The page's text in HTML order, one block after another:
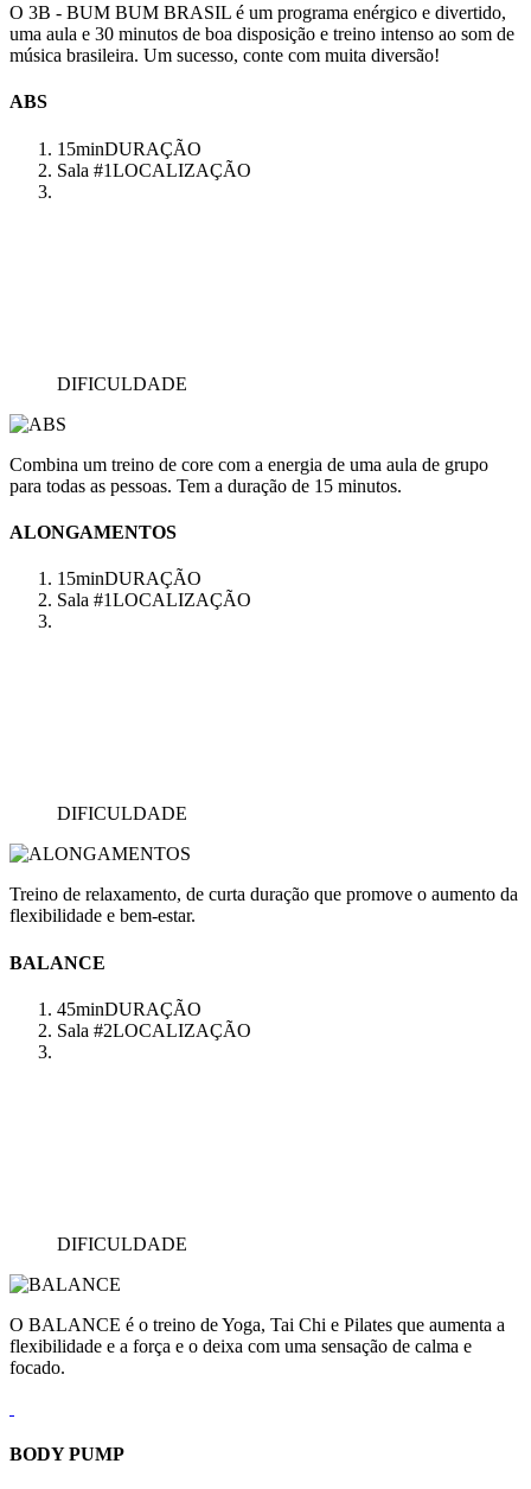
O 3B - BUM BUM BRASIL é um programa enérgico e divertido,
uma aula e 30 minutos de boa disposição e treino intenso ao som de
música brasileira. Um sucesso, conte com muita diversão!
ABS
15minDURAÇÃO
Sala #1LOCALIZAÇÃO
DIFICULDADE
Combina um treino de core com a energia de uma aula de grupo
para todas as pessoas. Tem a duração de 15 minutos.
ALONGAMENTOS
15minDURAÇÃO
Sala #1LOCALIZAÇÃO
DIFICULDADE
Treino de relaxamento, de curta duração que promove o aumento da
flexibilidade e bem-estar.
BALANCE
45minDURAÇÃO
Sala #2LOCALIZAÇÃO
DIFICULDADE
O BALANCE é o treino de Yoga, Tai Chi e Pilates que aumenta a
flexibilidade e a força e o deixa com uma sensação de calma e
focado.
BODY PUMP